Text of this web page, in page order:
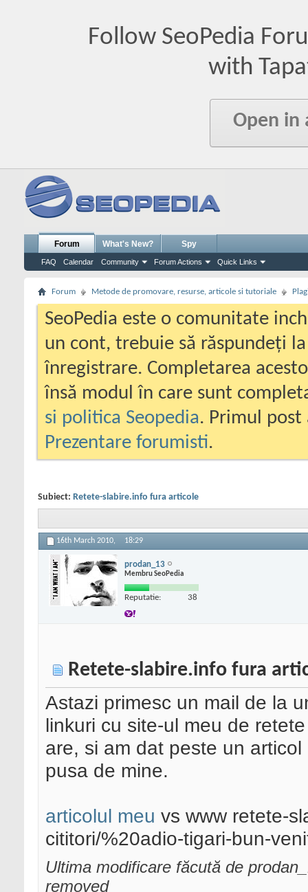
Follow SeoPedia
with
Open in
Forum
FAQ Calendar Community Forum Actions Quick Links
What's New? Spy
Forum Metode de promovare, resurse, articole si tutoriale
SeoPedia este o comunitate
un cont, trebuie să răspundeți
înregistrare. Completarea
însă modul în care sunt
si politica Seopedia. Primul
Prezentare forumisti.
Subiect: Retete-slabire.info fura articole
16th March 2010, 18:29
prodan_13
Membru SeoPedia
Reputatie: 38
Retete-slabire.info fura
Astazi primesc un mail de la
linkuri cu site-ul meu de
are, si am dat peste un
pusa de mine.
articolul meu vs www retete-
cititori/%20adio-tigari-bun-
Ultima modificare făcută de
removed